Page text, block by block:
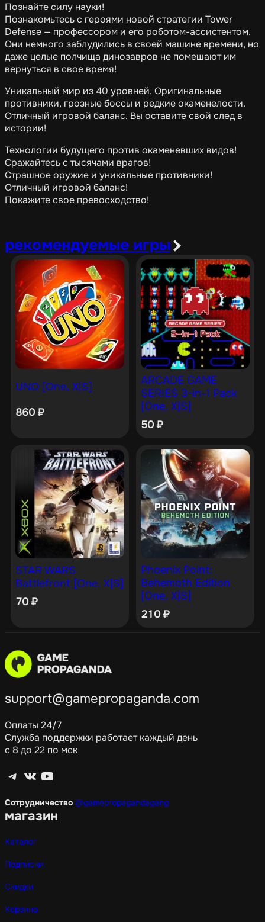
Познайте силу науки!
Познакомьтесь с героями новой стратегии Tower
Defense — профессором и его роботом-ассистентом.
Они немного заблудились в своей машине времени, но
даже целые полчища динозавров не помешают им
вернуться в свое время!
Уникальный мир из 40 уровней. Оригинальные
противники, грозные боссы и редкие окаменелости.
Отличный игровой баланс. Вы оставите свой след в
истории!
Технологии будущего против окаменевших видов!
Сражайтесь с тысячами врагов!
Страшное оружие и уникальные противники!
Отличный игровой баланс!
Покажите свое превосходство!
рекомендуемые игры
UNO [One, X|S]
860₽
ARCADE GAME
SERIES 3-in-1 Pack
[One, X|S]
50₽
STAR WARS
Battlefront [One, X|S]
70₽
Phoenix Point:
Behemoth Edition
[One, X|S]
210₽
support@gamepropaganda.com
Оплаты 24/7
Служба поддержки работает каждый день
с 8 до 22 по мск
Telegram ВКонтакте YouTube
Сотрудничество @gamepropagandagang
магазин
Каталог
Подписки
Скидки
Корзина